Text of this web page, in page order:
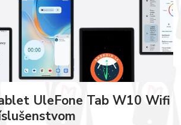
UleFone Tab W10 Wifi